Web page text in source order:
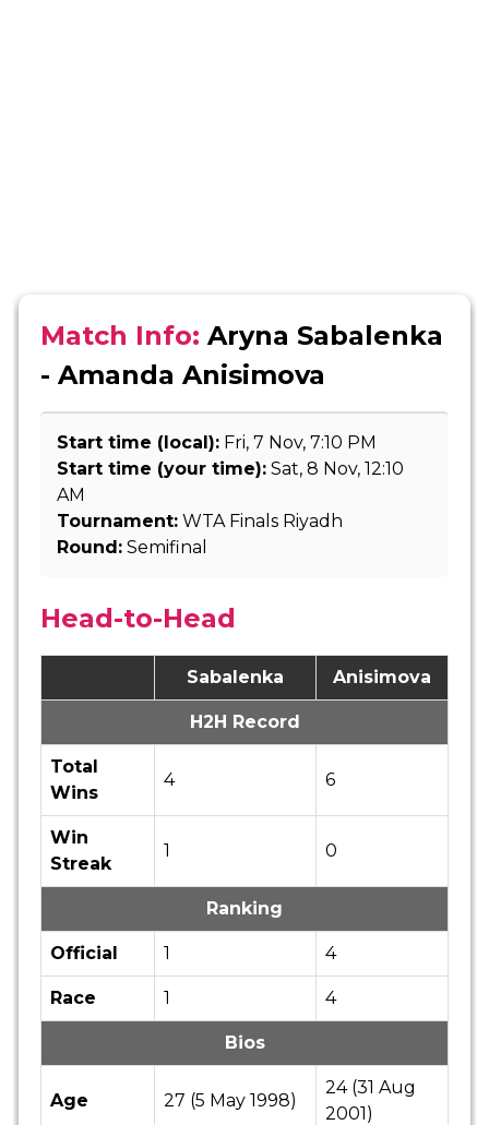
Match Info: Aryna Sabalenka
- Amanda Anisimova
Start time (local): Fri, 7 Nov, 7:10 PM
Start time (your time): Sat, 8 Nov, 12:10
AM
Tournament: WTA Finals Riyadh
Round: Semifinal
Head-to-Head
Sabalenka Anisimova
H2H Record
Total
Wins
4 6
Win
Streak
1 0
Ranking
Official 1 4
Race 1 4
Bios
Age 27 (5 May 1998)
24 (31 Aug
2001)